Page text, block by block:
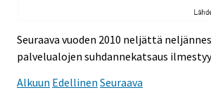
Seuraava vuoden 2010 neljättä
palvelualojen suhdannekatsaus ilmestyy
Alkuun Edellinen Seuraava